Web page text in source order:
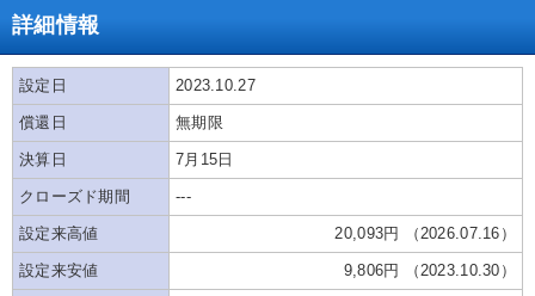
詳細情報
設定日 2023.10.27
償還日 無期限
決算日 7月15日
クローズド期間 ---
設定来高値 20,093円 （2026.07.16）
設定来安値 9,806円 （2023.10.30）